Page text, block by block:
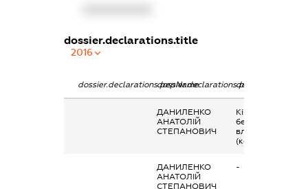
dossier.declarations.title
2016
dossier.declarations.pepNamedossier.declarations.personName
ДАНИЛЕНКО
АНАТОЛІЙ
СТЕПАНОВИЧ
Кінцевий
бенефіціарний
власник
(контролер)
ДАНИЛЕНКО
АНАТОЛІЙ
СТЕПАНОВИЧ
-